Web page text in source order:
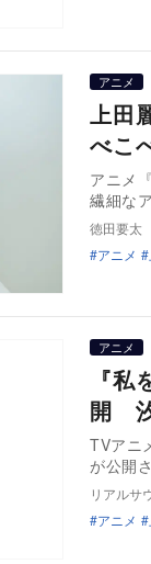
アニメ
上田
べこ
アニメ
繊細な
徳田要太
アニメ
アニメ
『
開
TVアニ
が公開
リアルサ
アニメ